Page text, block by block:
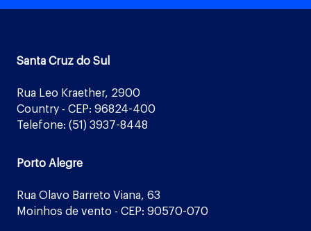
Santa Cruz do Sul
Rua Leo Kraether, 2900
Country - CEP: 96824-400
Telefone: (51) 3937-8448
Porto Alegre
Rua Olavo Barreto Viana, 63
Moinhos de vento - CEP: 90570-070